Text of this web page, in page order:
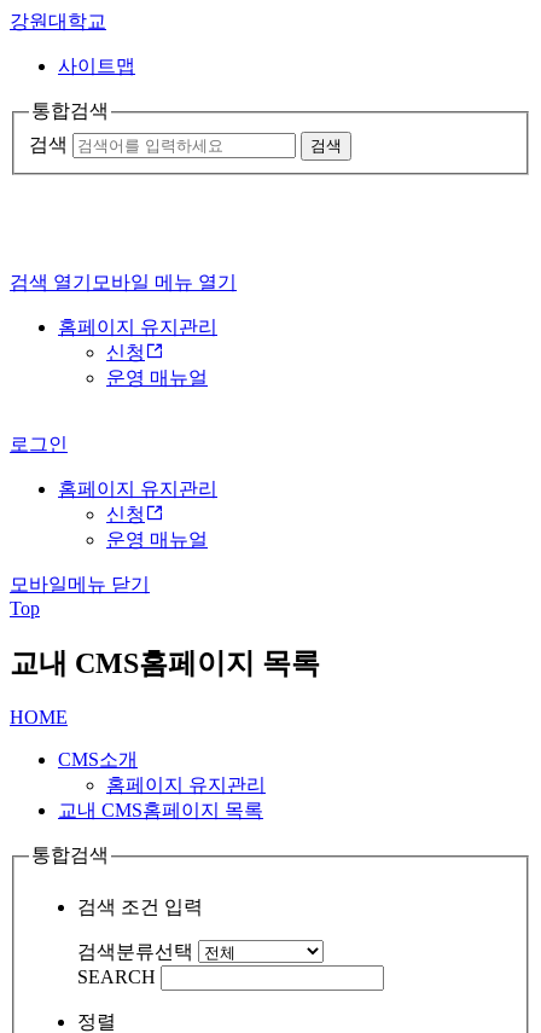
강원대학교
사이트맵
통합검색
검색
검색
검색 열기 모바일 메뉴 열기
홈페이지 유지관리
신청
운영 매뉴얼
로그인
홈페이지 유지관리
신청
운영 매뉴얼
모바일메뉴 닫기
Top
교내 CMS홈페이지 목록
HOME
CMS소개
홈페이지 유지관리
교내 CMS홈페이지 목록
통합검색
검색 조건 입력
검색분류선택
SEARCH
정렬